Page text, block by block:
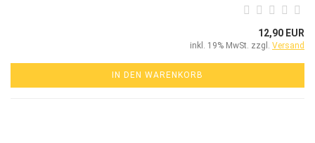
12,90 EUR
inkl. 19% MwSt. zzgl. Versand
IN DEN WARENKORB